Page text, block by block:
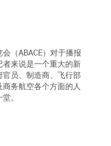
（ABACE）对于播报
来说是一个重大的新
员、制造商、飞行部
务航空各个方面的人
。